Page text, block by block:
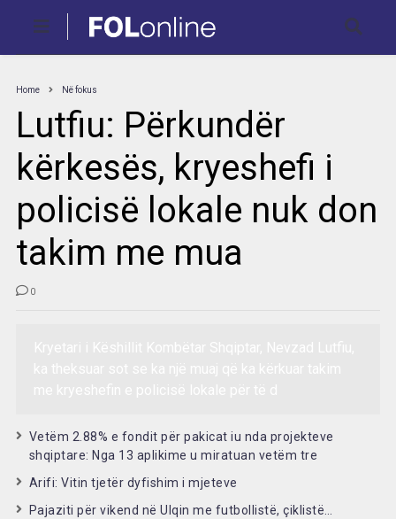
Home Në fokus
Lutfiu: Përkundër
kërkesës, kryeshefi i
policisë lokale nuk don
takim me mua
0
Vetëm 2.88% e fondit për pakicat iu nda projekteve
shqiptare: Nga 13 aplikime u miratuan vetëm tre
Arifi: Vitin tjetër dyfishim i mjeteve
Pajaziti për vikend në Ulqin me futbollistë, çiklistë…